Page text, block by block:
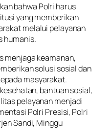
bahwa Polri harus
yang memberikan
melalui pelayanan
humanis.
menjaga keamanan,
solusi sosial dan
masyarakat.
bantuan sosial,
pelayanan menjadi
Polri Presisi, Polri
Sandi, Minggu